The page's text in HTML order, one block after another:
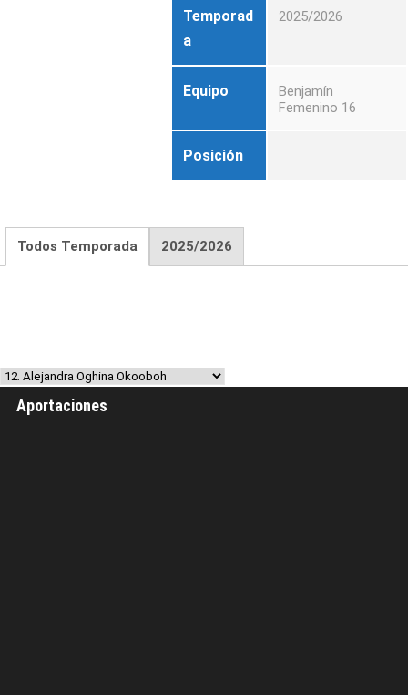
Temporad
a
2025/2026
Equipo
Benjamín
Femenino 16
Posición
Todos Temporada 2025/2026
Aportaciones